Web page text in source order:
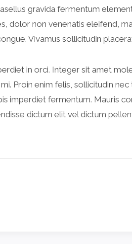
gravida fermentum
dolor non venenatis eleifend,
Vivamus sollicitudin
in orci. Integer sit amet
Proin enim felis, sollicitudin
imperdiet fermentum. Mauris
dictum elit vel dictum